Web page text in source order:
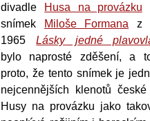
divadle
Husa na provázku
snímek
Miloše Formana
z
1965 Lásky jedné
bylo naprosté zděšení, a
proto, že tento snímek je
nejcennějších klenotů
Husy na provázku jako